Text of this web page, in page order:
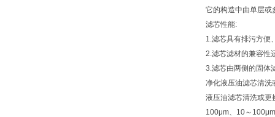
它的构造中由单层或
滤芯性能:
1.滤芯具有排污方便
2.滤芯滤材的兼容性
3.滤芯由两侧的固体
净化液压油滤芯清洗
液压油滤芯清洗或更
100μm、10～